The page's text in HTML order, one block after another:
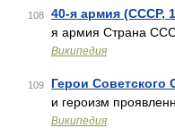
108 40-я армия (СССР,
я армия Страна
Википедия
109 Герои Советского
и героизм
Википедия